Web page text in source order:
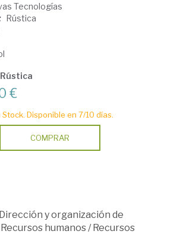
Tecnologías
Rústica
€
Stock. Disponible en 7/10 días.
COMPRAR
Dirección y organización de
humanos/Recursos